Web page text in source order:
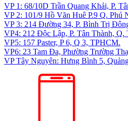
VP 1: 68/10D Trần Quang Khải, P.
VP 2: 101/9 Hồ Văn Huê P.9 Q. Phú
VP 3: 214 Đường 34, P. Bình Trị
VP4: 212 Độc Lập, P. Tân Thành, Q.
VP5: 157 Paster, P 6, Q 3, TPHCM.
VP6: 23 Tam Đa, Phường Trường
VP Tây Nguyên: Hưng Bình 5,